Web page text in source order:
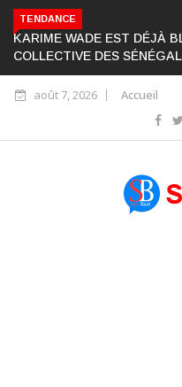
TENDANCE
KARIME WADE EST DÉJÀ
COLLECTIVE DES
août 7, 2026 Accueil